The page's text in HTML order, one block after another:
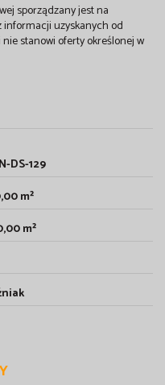
sporządzany jest na
uzyskanych od
stanowi oferty określonej w
DS-129
m²
m²